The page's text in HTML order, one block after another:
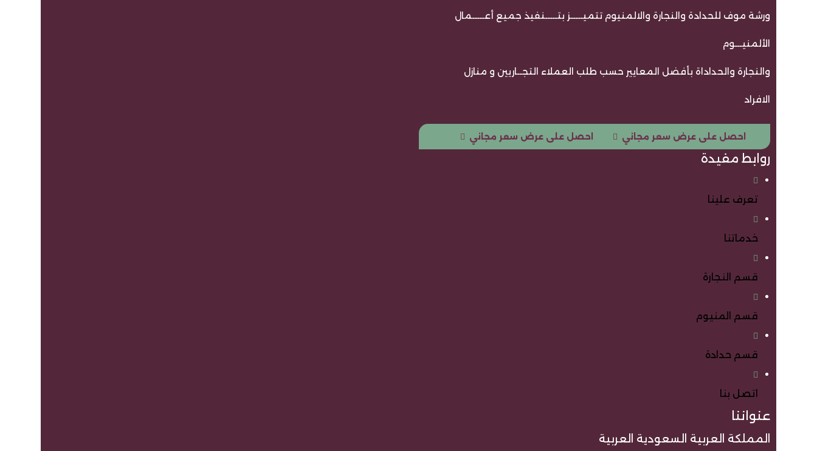
ورشة موف للحدادة والنجارة والالمنيوم تتميـــــز بتـــــنفيذ جميع أعـــــمال
الألمنيـــوم
والنجارة والحداداة بأفضل المعايير حسب طلب العملاء التجــاريين و منازل
الافراد
احصل على عرض سعر مجاني احصل على عرض سعر مجاني
روابط مفيدة
تعرف علينا
خدماتنا
قسم النجارة
قسم المنيوم
قسم حدادة
اتصل بنا
عنواننا
المملكة العربية السعودية العربية